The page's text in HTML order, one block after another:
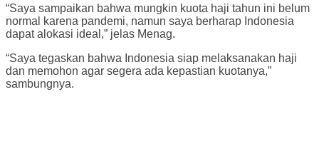
“Saya sampaikan bahwa mungkin kuota haji tahun ini belum
normal karena pandemi, namun saya berharap Indonesia
dapat alokasi ideal,” jelas Menag.
“Saya tegaskan bahwa Indonesia siap melaksanakan haji
dan memohon agar segera ada kepastian kuotanya,”
sambungnya.